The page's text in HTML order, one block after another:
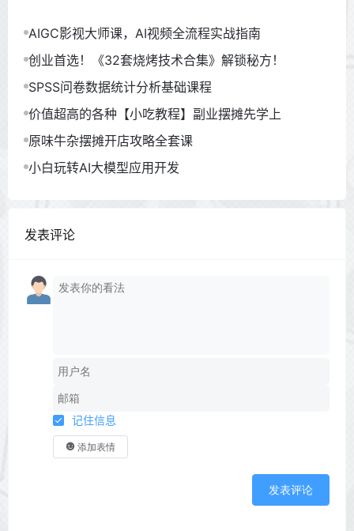
AIGC影视大师课，AI视频全流程实战指南
创业首选！《32套烧烤技术合集》解锁秘方！
SPSS问卷数据统计分析基础课程
价值超高的各种【小吃教程】副业摆摊先学上
原味牛杂摆摊开店攻略全套课
小白玩转AI大模型应用开发
发表评论
记住信息
添加表情
发表评论